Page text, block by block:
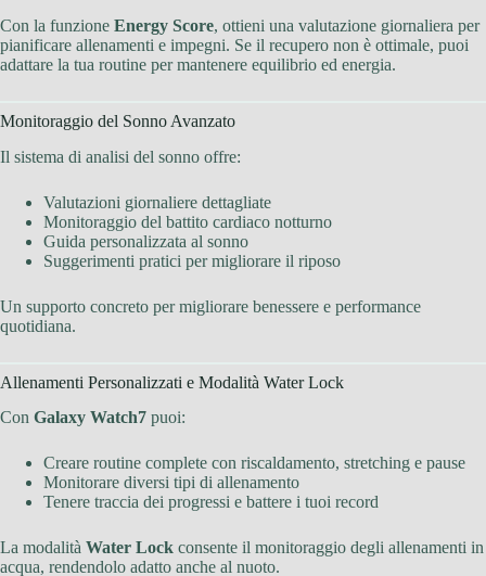
Con la funzione Energy Score, ottieni una valutazione giornaliera per
pianificare allenamenti e impegni. Se il recupero non è ottimale, puoi
adattare la tua routine per mantenere equilibrio ed energia.
Monitoraggio del Sonno Avanzato
Il sistema di analisi del sonno offre:
Valutazioni giornaliere dettagliate
Monitoraggio del battito cardiaco notturno
Guida personalizzata al sonno
Suggerimenti pratici per migliorare il riposo
Un supporto concreto per migliorare benessere e performance
quotidiana.
Allenamenti Personalizzati e Modalità Water Lock
Con Galaxy Watch7 puoi:
Creare routine complete con riscaldamento, stretching e pause
Monitorare diversi tipi di allenamento
Tenere traccia dei progressi e battere i tuoi record
La modalità Water Lock consente il monitoraggio degli allenamenti in
acqua, rendendolo adatto anche al nuoto.